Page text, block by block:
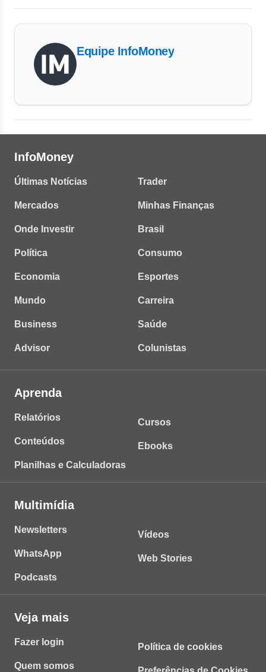
Equipe InfoMoney
InfoMoney
Últimas Notícias
Mercados
Onde Investir
Política
Economia
Mundo
Business
Advisor
Trader
Minhas Finanças
Brasil
Consumo
Esportes
Carreira
Saúde
Colunistas
Aprenda
Relatórios
Conteúdos
Planilhas e Calculadoras
Cursos
Ebooks
Multimídia
Newsletters
WhatsApp
Podcasts
Vídeos
Web Stories
Veja mais
Fazer login
Quem somos
Política de cookies